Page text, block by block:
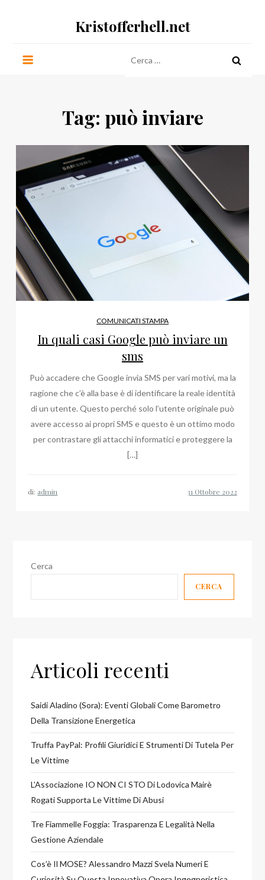
Kristofferhell.net
per:
Tag: può inviare
COMUNICATI STAMPA
In quali casi Google può inviare un
sms
Può accadere che Google invia SMS per vari motivi, ma la
ragione che c’è alla base è di identificare la reale identità
di un utente. Questo perché solo l’utente originale può
avere accesso ai propri SMS e questo è un ottimo modo
per contrastare gli attacchi informatici e proteggere la
[…]
di: admin
Cerca
CERCA
Articoli recenti
Saidi Aladino (Sora): Eventi Globali Come Barometro
Della Transizione Energetica
Truffa PayPal: Profili Giuridici E Strumenti Di Tutela Per
Le Vittime
L’Associazione IO NON CI STO Di Lodovica Mairè
Rogati Supporta Le Vittime Di Abusi
Tre Fiammelle Foggia: Trasparenza E Legalità Nella
Gestione Aziendale
Cos’è Il MOSE? Alessandro Mazzi Svela Numeri E